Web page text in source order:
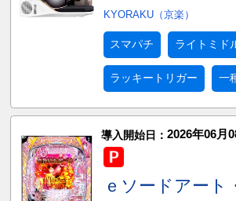
KYORAKU（京楽）
スマパチ ライトミド
ラッキートリガー 一
導入開始日： 2026年06月
ｅソードアート